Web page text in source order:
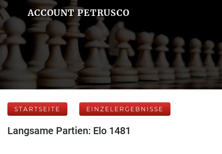
ACCOUNT PETRUSCO
STARTSEITE EINZELERGEBNISSE
Langsame Partien: Elo 1481